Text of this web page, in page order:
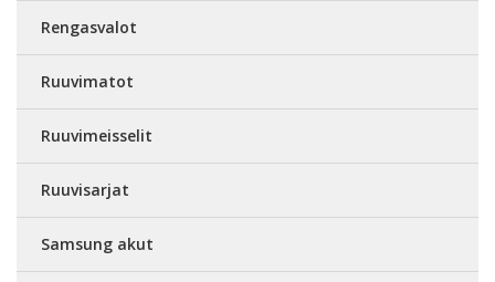
Rengasvalot
Ruuvimatot
Ruuvimeisselit
Ruuvisarjat
Samsung akut